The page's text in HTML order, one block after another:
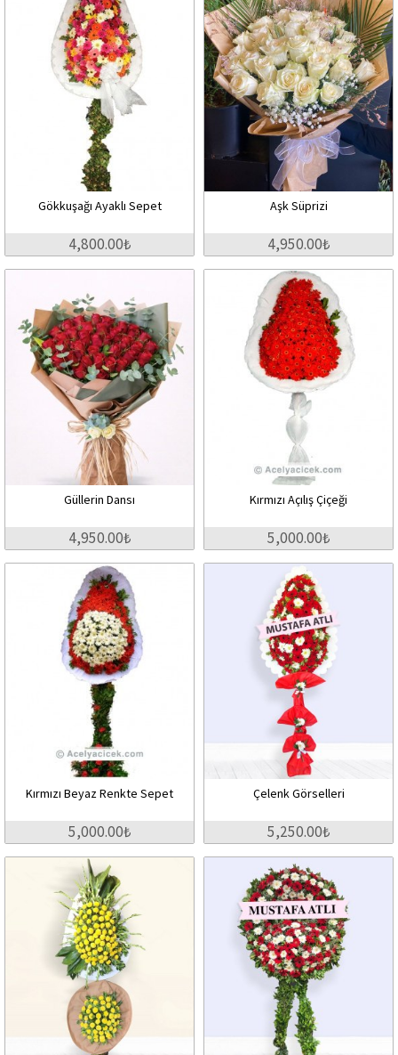
Gökkuşağı Ayaklı Sepet
4,800.00₺
Aşk Süprizi
4,950.00₺
Güllerin Dansı
4,950.00₺
Kırmızı Açılış Çiçeği
5,000.00₺
Kırmızı Beyaz Renkte Sepet
5,000.00₺
Çelenk Görselleri
5,250.00₺